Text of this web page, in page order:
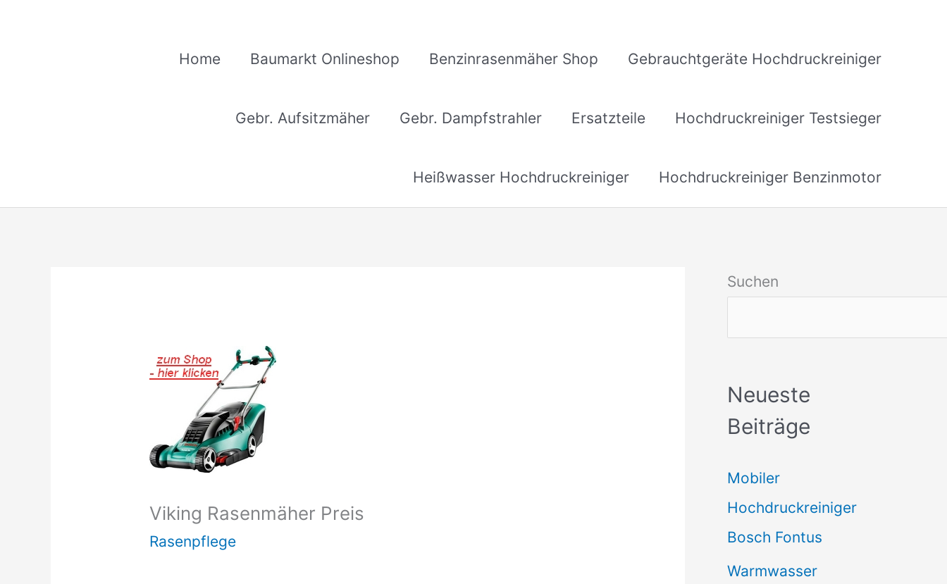
Home Baumarkt Onlineshop Benzinrasenmäher Shop Gebrauchtgeräte Hochdruckreiniger
Gebr. Aufsitzmäher Gebr. Dampfstrahler Ersatzteile Hochdruckreiniger Testsieger
Heißwasser Hochdruckreiniger Hochdruckreiniger Benzinmotor
Viking Rasenmäher Preis
Rasenpflege
Suchen
Neueste
Beiträge
Mobiler
Hochdruckreiniger
Bosch Fontus
Warmwasser